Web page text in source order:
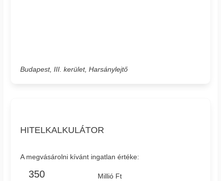
Budapest, III. kerület, Harsánylejtő
HITELKALKULÁTOR
A megvásárolni kívánt ingatlan értéke:
Millió Ft